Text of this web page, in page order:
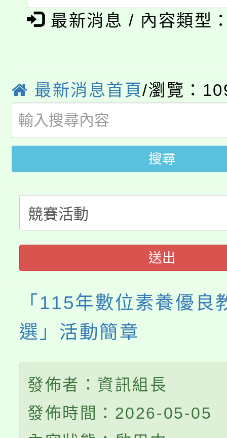
程
「本色祭」8/29、30在
局官網。
8月14至27日，桃園電
開!
115年桃園市運動會8/
田徑場及游泳池舉行。
桃園市低收入戶享有免
視費優惠，中低收入戶
半價優惠，詳情可洽有
者。
大園自造教育及科技
份教師增能研習
份教師研習
淨零綠生活教案入校路
會
115年食農教育專業人
程
最新消息 / 內容類型
最新消息首頁/瀏覽：
搜尋
送出
「115年數位素養優良
選」活動簡章
發佈者：資訊組長
發佈時間：2026-05-05